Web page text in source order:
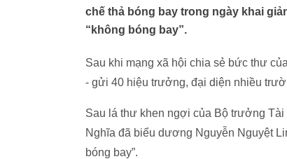
chế thả bóng bay trong ngày khai
“không bóng bay”.
Sau khi mạng xã hội chia sẻ bức thư
- gửi 40 hiệu trưởng, đại diện nhiều
Sau lá thư khen ngợi của Bộ trưởng
Nghĩa đã biểu dương Nguyễn Nguyệt
bóng bay”.